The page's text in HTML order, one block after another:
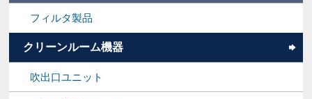
フィルタ製品
クリーンルーム機器
吹出口ユニット